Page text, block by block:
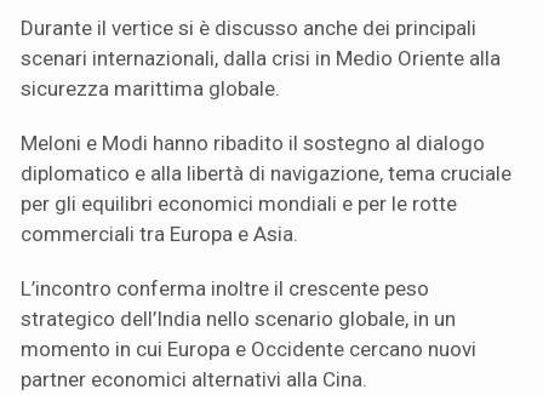
Durante il vertice si è discusso anche dei principali
scenari internazionali, dalla crisi in Medio Oriente alla
sicurezza marittima globale.
Meloni e Modi hanno ribadito il sostegno al dialogo
diplomatico e alla libertà di navigazione, tema cruciale
per gli equilibri economici mondiali e per le rotte
commerciali tra Europa e Asia.
L’incontro conferma inoltre il crescente peso
strategico dell’India nello scenario globale, in un
momento in cui Europa e Occidente cercano nuovi
partner economici alternativi alla Cina.